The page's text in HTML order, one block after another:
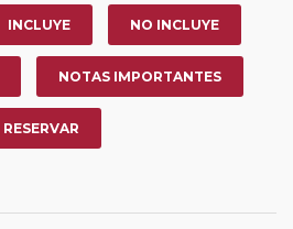
INCLUYE NO INCLUYE
NOTAS IMPORTANTES
RESERVAR